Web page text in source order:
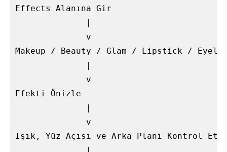
Effects Alanına Gir
              v
Makeup / Beauty / Glam / Lipstick /
              v
Efekti Önizle
              v
Işık, Yüz Açısı ve Arka Planı Kontrol Et